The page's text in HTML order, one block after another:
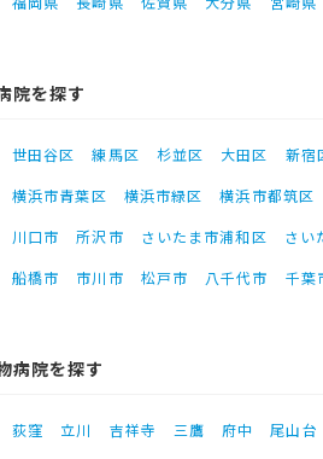
院を探す
世田谷区 練馬区 杉並区 大田区 新宿
横浜市青葉区 横浜市緑区 横浜市都筑区
川口市 所沢市 さいたま市浦和区 さい
船橋市 市川市 松戸市 八千代市 千葉
病院を探す
荻窪 立川 吉祥寺 三鷹 府中 尾山台